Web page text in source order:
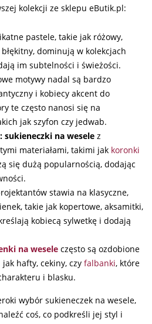
kolekcji ze sklepu eButik.pl:
pastele, takie jak różowy,
dominują w kolekcjach
im subtelności i świeżości.
motywy nadal są bardzo
i kobiecy akcent do
te często nanosi się na
jak szyfon czy jedwab.
sukieneczki na wesele z
materiałami, takimi jak koronki
się dużą popularnością, dodając
stawia na klasyczne,
takie jak kopertowe, aksamitki,
kobiecą sylwetkę i dodają
na wesele często są ozdobione
hafty, cekiny, czy falbanki, które
i blasku.
wybór sukieneczek na wesele,
coś, co podkreśli jej styl i